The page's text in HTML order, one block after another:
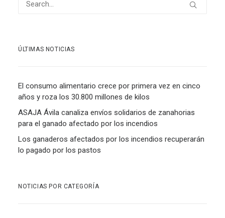
ÚLTIMAS NOTICIAS
El consumo alimentario crece por primera vez en cinco
años y roza los 30.800 millones de kilos
ASAJA Ávila canaliza envíos solidarios de zanahorias
para el ganado afectado por los incendios
Los ganaderos afectados por los incendios recuperarán
lo pagado por los pastos
NOTICIAS POR CATEGORÍA